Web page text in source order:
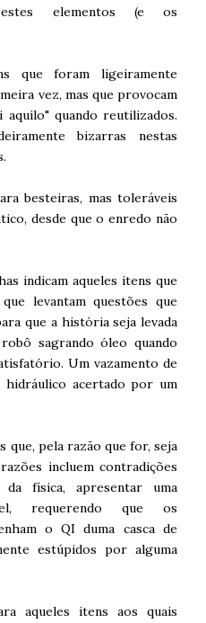
estes elementos (e os
que foram ligeiramente
vez, mas que provocam
quando reutilizados.
bizarras nestas
besteiras, mas toleráveis
desde que o enredo não
indicam aqueles itens que
levantam questões que
que a história seja levada
sagrando óleo quando
Um vazamento de
acertado por um
que, pela razão que for, seja
incluem contradições
física, apresentar uma
requerendo que os
o QI duma casca de
estúpidos por alguma
aqueles itens aos quais